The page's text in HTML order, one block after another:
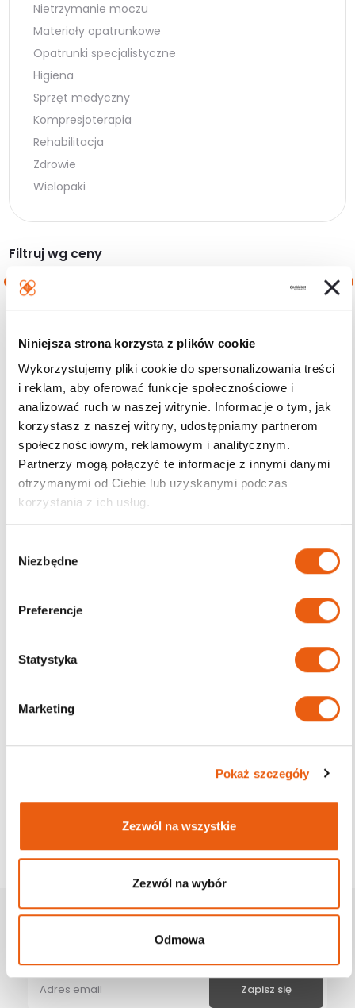
Niniejsza strona korzysta z plików cookie
Wykorzystujemy pliki cookie do spersonalizowania treści
i reklam, aby oferować funkcje społecznościowe i
analizować ruch w naszej witrynie. Informacje o tym, jak
korzystasz z naszej witryny, udostępniamy partnerom
społecznościowym, reklamowym i analitycznym.
Partnerzy mogą połączyć te informacje z innymi danymi
otrzymanymi od Ciebie lub uzyskanymi podczas
korzystania z ich usług.
Niezbędne
Preferencje
Statystyka
Marketing
Pokaż szczegóły
Zezwól na wszystkie
Zezwól na wybór
Odmowa
Nietrzymanie moczu
Materiały opatrunkowe
Opatrunki specjalistyczne
Higiena
Sprzęt medyczny
Kompresjoterapia
Rehabilitacja
Zdrowie
Wielopaki
Filtruj wg ceny
Filtruj
Darmowa dostawa
od 200zł
Zapisz Się Na Newsletter
Bądź na bieżąco z naszymi wszystkimi nowościami i promocjami.